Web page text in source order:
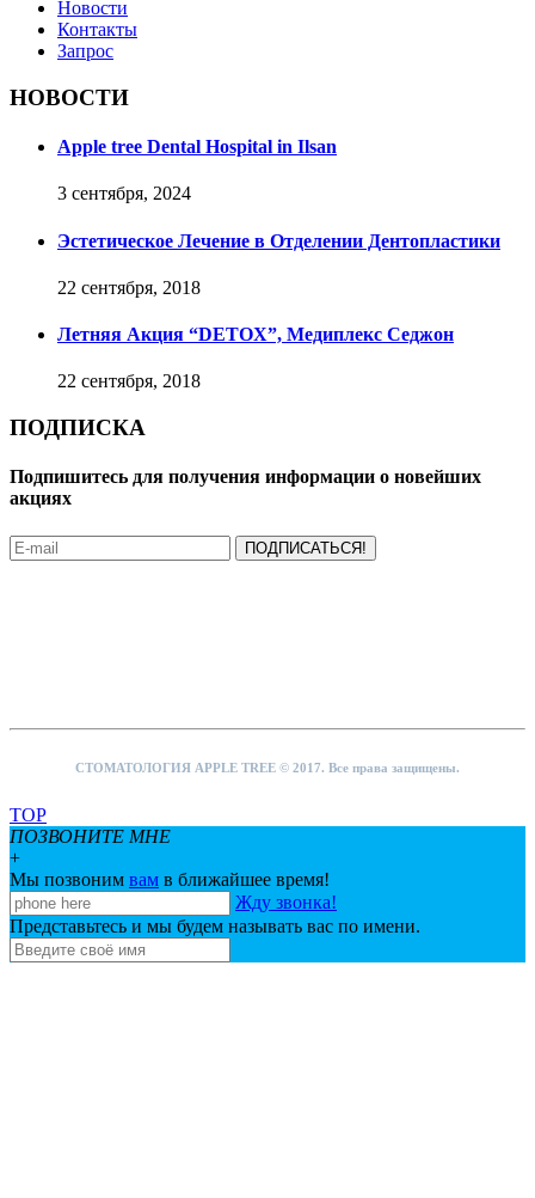
Новости
Контакты
Запрос
НОВОСТИ
Apple tree Dental Hospital in Ilsan
3 сентября, 2024
Эстетическое Лечение в Отделении Дентопластики
22 сентября, 2018
Летняя Акция “DETOX”, Медиплекс Седжон
22 сентября, 2018
ПОДПИСКА
Подпишитесь для получения информации о новейших
акциях
ПОДПИСАТЬСЯ!
СТОМАТОЛОГИЯ APPLE TREE © 2017. Все права защищены.
TOP
ПОЗВОНИТЕ МНЕ
+
Мы позвоним вам в ближайшее время!
Жду звонка!
Представьтесь и мы будем называть вас по имени.